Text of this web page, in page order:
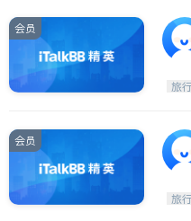
会员
旅
会员
旅